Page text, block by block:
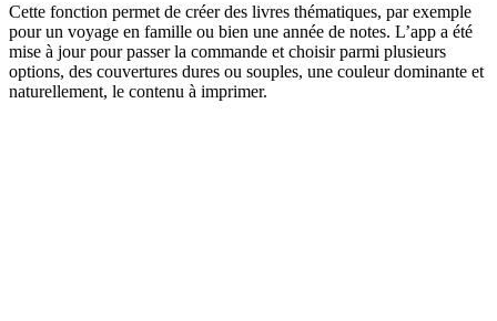
Cette fonction permet de créer des livres thématiques, par exemple
pour un voyage en famille ou bien une année de notes. L’app a été
mise à jour pour passer la commande et choisir parmi plusieurs
options, des couvertures dures ou souples, une couleur dominante et
naturellement, le contenu à imprimer.